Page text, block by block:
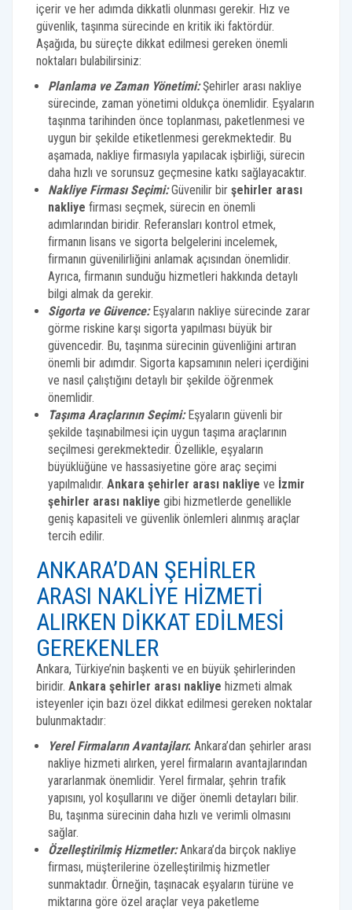
içerir ve her adımda dikkatli olunması gerekir. Hız ve
güvenlik, taşınma sürecinde en kritik iki faktördür.
Aşağıda, bu süreçte dikkat edilmesi gereken önemli
noktaları bulabilirsiniz:
Planlama ve Zaman Yönetimi: Şehirler arası nakliye
sürecinde, zaman yönetimi oldukça önemlidir. Eşyaların
taşınma tarihinden önce toplanması, paketlenmesi ve
uygun bir şekilde etiketlenmesi gerekmektedir. Bu
aşamada, nakliye firmasıyla yapılacak işbirliği, sürecin
daha hızlı ve sorunsuz geçmesine katkı sağlayacaktır.
Nakliye Firması Seçimi:Güvenilir bir şehirler arası
nakliye firması seçmek, sürecin en önemli
adımlarından biridir. Referansları kontrol etmek,
firmanın lisans ve sigorta belgelerini incelemek,
firmanın güvenilirliğini anlamak açısından önemlidir.
Ayrıca, firmanın sunduğu hizmetleri hakkında detaylı
bilgi almak da gerekir.
Sigorta ve Güvence: Eşyaların nakliye sürecinde zarar
görme riskine karşı sigorta yapılması büyük bir
güvencedir. Bu, taşınma sürecinin güvenliğini artıran
önemli bir adımdır. Sigorta kapsamının neleri içerdiğini
ve nasıl çalıştığını detaylı bir şekilde öğrenmek
önemlidir.
Taşıma Araçlarının Seçimi:Eşyaların güvenli bir
şekilde taşınabilmesi için uygun taşıma araçlarının
seçilmesi gerekmektedir. Özellikle, eşyaların
büyüklüğüne ve hassasiyetine göre araç seçimi
yapılmalıdır. Ankara şehirler arası nakliye ve İzmir
şehirler arası nakliye gibi hizmetlerde genellikle
geniş kapasiteli ve güvenlik önlemleri alınmış araçlar
tercih edilir.
ANKARA’DAN ŞEHIRLER
ARASI NAKLIYE HIZMETI
ALIRKEN DIKKAT EDILMESI
GEREKENLER
Ankara, Türkiye’nin başkenti ve en büyük şehirlerinden
biridir. Ankara şehirler arası nakliye hizmeti almak
isteyenler için bazı özel dikkat edilmesi gereken noktalar
bulunmaktadır:
Yerel Firmaların Avantajları: Ankara’dan şehirler arası
nakliye hizmeti alırken, yerel firmaların avantajlarından
yararlanmak önemlidir. Yerel firmalar, şehrin trafik
yapısını, yol koşullarını ve diğer önemli detayları bilir.
Bu, taşınma sürecinin daha hızlı ve verimli olmasını
sağlar.
Özelleştirilmiş Hizmetler:Ankara’da birçok nakliye
firması, müşterilerine özelleştirilmiş hizmetler
sunmaktadır. Örneğin, taşınacak eşyaların türüne ve
miktarına göre özel araçlar veya paketleme